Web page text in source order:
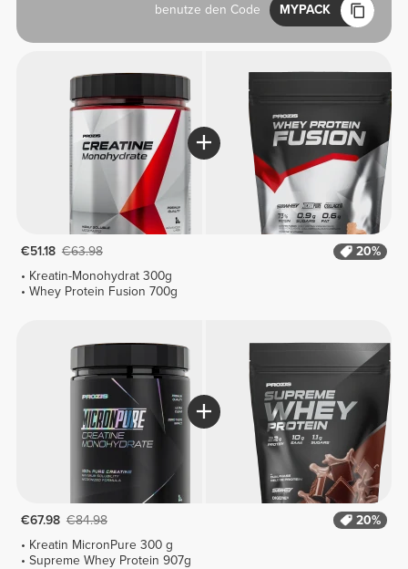
benutze den Code MYPACK
€51.18 €63.98
20%
Kreatin-Monohydrat 300g
Whey Protein Fusion 700g
€67.98 €84.98
20%
Kreatin MicronPure 300 g
Supreme Whey Protein 907g